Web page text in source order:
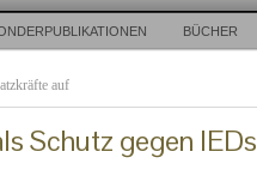
BÜCHER
auf
Schutz gegen IEDs